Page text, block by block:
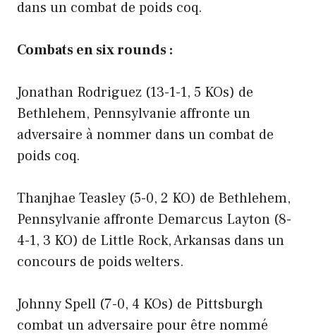
dans un combat de poids coq.
Combats en six rounds :
Jonathan Rodriguez (13-1-1, 5 KOs) de
Bethlehem, Pennsylvanie affronte un
adversaire à nommer dans un combat de
poids coq.
Thanjhae Teasley (5-0, 2 KO) de Bethlehem,
Pennsylvanie affronte Demarcus Layton (8-
4-1, 3 KO) de Little Rock, Arkansas dans un
concours de poids welters.
Johnny Spell (7-0, 4 KOs) de Pittsburgh
combat un adversaire pour être nommé